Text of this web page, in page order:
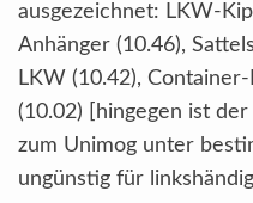
ausgezeichnet: LKW-
Anhänger (10.46),
LKW (10.42),
(10.02) [hingegen ist
zum Unimog unter
ungünstig für